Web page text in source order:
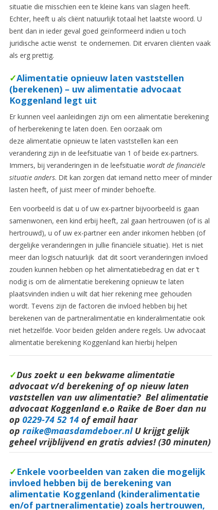
situatie die misschien een te kleine kans van slagen heeft.
Echter, heeft u als cliënt natuurlijk totaal het laatste woord. U
bent dan in ieder geval goed geïnformeerd indien u toch
juridische actie wenst te ondernemen. Dit ervaren cliënten vaak
als erg prettig.
✓Alimentatie opnieuw laten vaststellen
(berekenen) – uw alimentatie advocaat
Koggenland legt uit
Er kunnen veel aanleidingen zijn om een alimentatie berekening
of herberekening te laten doen. Een oorzaak om
deze alimentatie opnieuw te laten vaststellen kan een
verandering zijn in de leefsituatie van 1 of beide ex-partners.
Immers, bij veranderingen in de leefsituatie wordt de financiële
situatie anders. Dit kan zorgen dat iemand netto meer of minder
lasten heeft, of juist meer of minder behoefte.
Een voorbeeld is dat u of uw ex-partner bijvoorbeeld is gaan
samenwonen, een kind erbij heeft, zal gaan hertrouwen (of is al
hertrouwd), u of uw ex-partner een ander inkomen hebben (of
dergelijke veranderingen in jullie financiële situatie). Het is niet
meer dan logisch natuurlijk dat dit soort veranderingen invloed
zouden kunnen hebben op het alimentatiebedrag en dat er ’t
nodig is om de alimentatie berekening opnieuw te laten
plaatsvinden indien u wilt dat hier rekening mee gehouden
wordt. Tevens zijn de factoren die invloed hebben bij het
berekenen van de partneralimentatie en kinderalimentatie ook
niet hetzelfde. Voor beiden gelden andere regels. Uw advocaat
alimentatie berekening Koggenland kan hierbij helpen
✓Dus zoekt u een bekwame alimentatie
advocaat v/d berekening of op nieuw laten
vaststellen van uw alimentatie? Bel alimentatie
advocaat Koggenland e.o Raike de Boer dan nu
op 0229-74 52 14 of email haar
op raike@maasdamdeboer.nl U krijgt gelijk
geheel vrijblijvend en gratis advies! (30 minuten)
✓Enkele voorbeelden van zaken die mogelijk
invloed hebben bij de berekening van
alimentatie Koggenland (kinderalimentatie
en/of partneralimentatie) zoals hertrouwen,